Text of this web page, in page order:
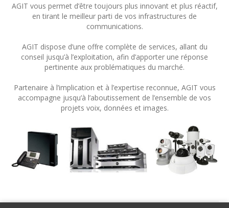
AGIT vous permet d’être toujours plus innovant et plus réactif,
en tirant le meilleur parti de vos infrastructures de
communications.
AGIT dispose d’une offre complète de services, allant du
conseil jusqu’à l’exploitation, afin d’apporter une réponse
pertinente aux problématiques du marché.
Partenaire à l’implication et à l’expertise reconnue, AGIT vous
accompagne jusqu’à l’aboutissement de l’ensemble de vos
projets voix, données et images.